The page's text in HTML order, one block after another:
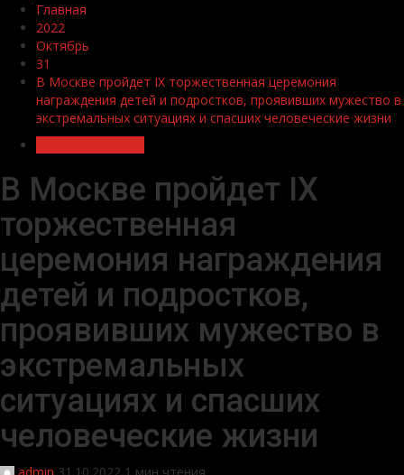
Главная
2022
Октябрь
31
В Москве пройдет IX торжественная церемония
награждения детей и подростков, проявивших мужество в
экстремальных ситуациях и спасших человеческие жизни
В Москве пройдет IX
торжественная
церемония награждения
детей и подростков,
проявивших мужество в
экстремальных
ситуациях и спасших
человеческие жизни